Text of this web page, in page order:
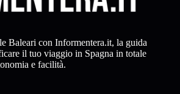
Baleari con Informentera.it, la guida
il tuo viaggio in Spagna in totale
e facilità.